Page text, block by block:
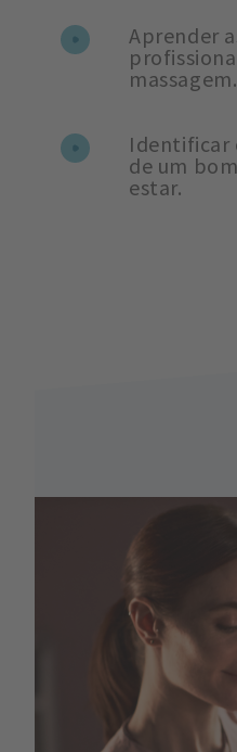
Aprender
massagem.
Identificar
de um
estar.